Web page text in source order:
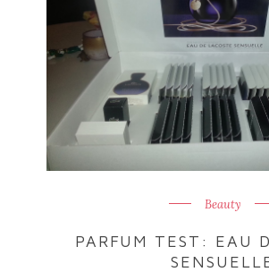
Beauty
PARFUM TEST: EAU